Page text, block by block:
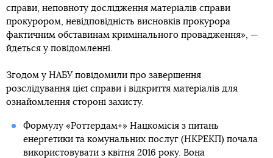
справи, неповноту дослідження матеріалів справи
прокурором, невідповідність висновків прокурора
фактичним обставинам кримінального провадження», —
йдеться у повідомленні.
Згодом у НАБУ повідомили про завершення
розслідування цієї справи і відкриття матеріалів для
ознайомлення стороні захисту.
Формулу «Роттердам+» Нацкомісія з питань
енергетики та комунальних послуг (НКРЕКП) почала
використовувати з квітня 2016 року. Вона